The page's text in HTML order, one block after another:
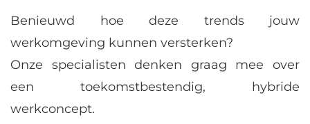
Benieuwd hoe deze trends jouw
werkomgeving kunnen versterken?
Onze specialisten denken graag mee over
een toekomstbestendig, hybride
werkconcept.